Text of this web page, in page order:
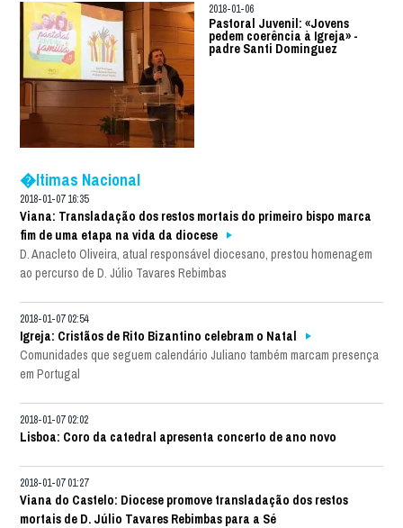
2018-01-06
Pastoral Juvenil: «Jovens
pedem coerência à Igreja» -
padre Santi Dominguez
�ltimas Nacional
2018-01-07 16:35
Viana: Transladação dos restos mortais do primeiro bispo marca
fim de uma etapa na vida da diocese
D. Anacleto Oliveira, atual responsável diocesano, prestou homenagem
ao percurso de D. Júlio Tavares Rebimbas
2018-01-07 02:54
Igreja: Cristãos de Rito Bizantino celebram o Natal
Comunidades que seguem calendário Juliano também marcam presença
em Portugal
2018-01-07 02:02
Lisboa: Coro da catedral apresenta concerto de ano novo
2018-01-07 01:27
Viana do Castelo: Diocese promove transladação dos restos
mortais de D. Júlio Tavares Rebimbas para a Sé